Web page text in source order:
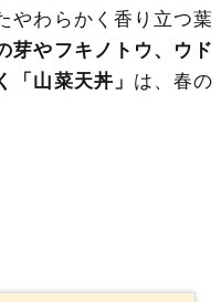
やわらかく香り立つ葉
芽やフキノトウ、ウド
「山菜天丼」 は、春の